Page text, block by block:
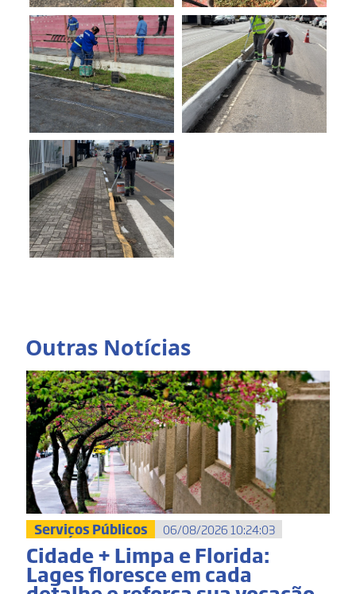
Outras Notícias
Serviços Públicos 06/08/2026 10:24:03
Cidade + Limpa e Florida:
Lages floresce em cada